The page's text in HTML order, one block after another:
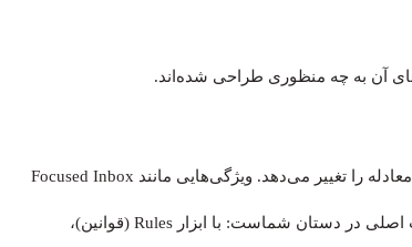
بیشتر ما در برابر سیل ایمیل‌ها، حالتی منفعل و تدافعی داریم. Outlook این معادله را تغییر می‌دهد. ویژگی‌هایی مانند Focused Inbox
به‌طور هوشمند نامه‌های مهم را از هیاهوهای تبلیغاتی جدا می‌کند. اما قدرت اصلی در دستان شماست: با ابزار Rules (قوانین)،